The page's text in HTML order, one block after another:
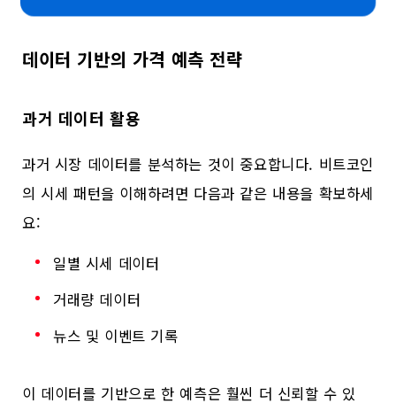
데이터 기반의 가격 예측 전략
과거 데이터 활용
과거 시장 데이터를 분석하는 것이 중요합니다. 비트코인
의 시세 패턴을 이해하려면 다음과 같은 내용을 확보하세
요:
일별 시세 데이터
거래량 데이터
뉴스 및 이벤트 기록
이 데이터를 기반으로 한 예측은 훨씬 더 신뢰할 수 있